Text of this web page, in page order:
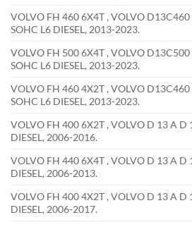
VOLVO FH 460 6X4T , VOLVO
SOHC L6 DIESEL, 2013-2023.
VOLVO FH 500 6X4T , VOLVO
SOHC L6 DIESEL, 2013-2023.
VOLVO FH 460 4X2T , VOLVO
SOHC L6 DIESEL, 2013-2023.
VOLVO FH 400 6X2T , VOLVO D 13 A D
DIESEL, 2006-2016.
VOLVO FH 440 6X4T , VOLVO D 13 A D
DIESEL, 2006-2013.
VOLVO FH 400 4X2T , VOLVO D 13 A D
DIESEL, 2006-2017.